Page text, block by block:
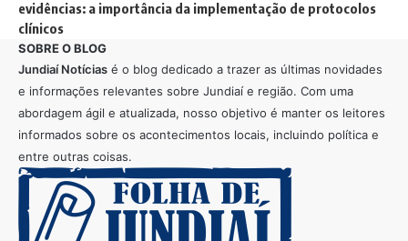
evidências: a importância da implementação de protocolos
clínicos
SOBRE O BLOG
Jundiaí Notícias é o blog dedicado a trazer as últimas novidades
e informações relevantes sobre Jundiaí e região. Com uma
abordagem ágil e atualizada, nosso objetivo é manter os leitores
informados sobre os acontecimentos locais, incluindo política e
entre outras coisas.